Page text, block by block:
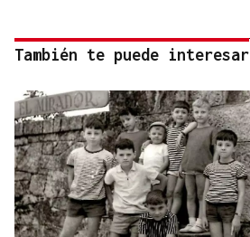
También te puede interesar